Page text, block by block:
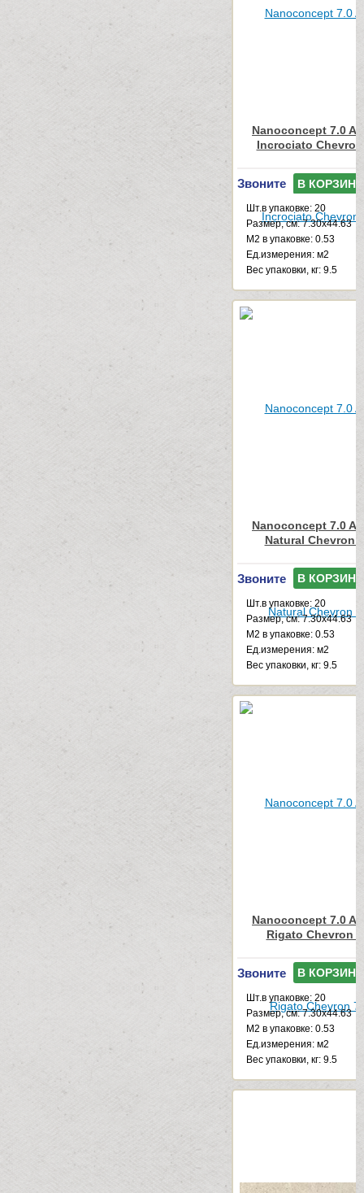
Nanoconcept 7.0
Incrociato
Звоните В КОРЗИНУ
Шт.в упаковке: 20
Размер, см: 7.30x44.63
М2 в упаковке: 0.53
Ед.измерения: м2
Веc упаковки, кг: 9.5
Nanoconcept 7.0
Natural Chevron
Звоните В КОРЗИНУ
Шт.в упаковке: 20
Размер, см: 7.30x44.63
М2 в упаковке: 0.53
Ед.измерения: м2
Веc упаковки, кг: 9.5
Nanoconcept 7.0
Rigato Chevron
Звоните В КОРЗИНУ
Шт.в упаковке: 20
Размер, см: 7.30x44.63
М2 в упаковке: 0.53
Ед.измерения: м2
Веc упаковки, кг: 9.5